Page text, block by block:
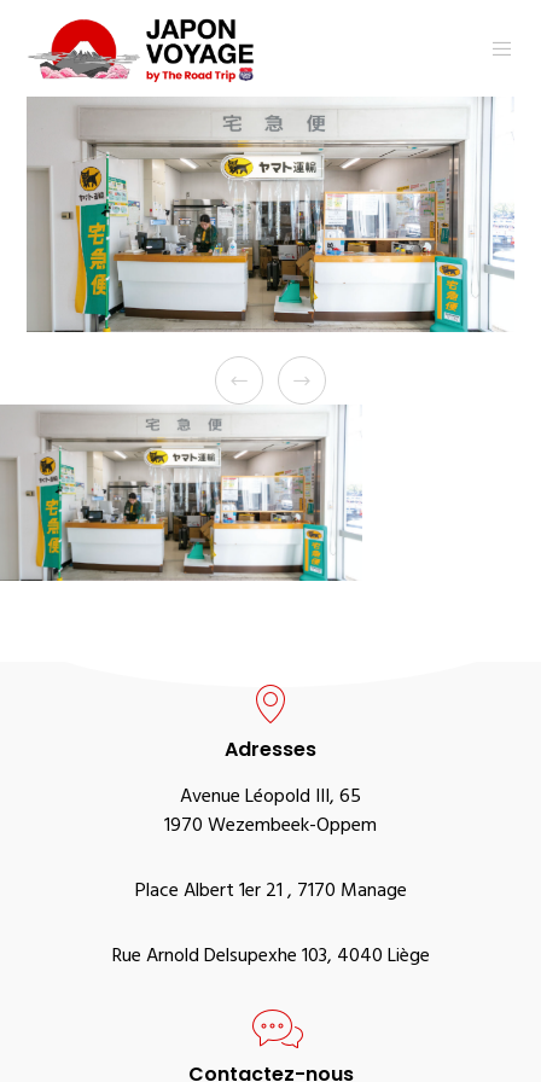
Adresses
Avenue Léopold III, 65
1970 Wezembeek-Oppem
Place Albert 1er 21 , 7170 Manage
Rue Arnold Delsupexhe 103, 4040 Liège
Contactez-nous